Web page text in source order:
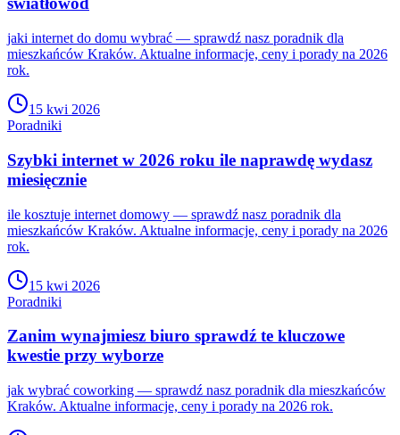
jaki internet do domu wybrać — sprawdź nasz poradnik dla
mieszkańców Kraków. Aktualne informacje, ceny i porady na 2026
rok.
15 kwi 2026
Poradniki
Szybki internet w 2026 roku ile naprawdę wydasz
miesięcznie
ile kosztuje internet domowy — sprawdź nasz poradnik dla
mieszkańców Kraków. Aktualne informacje, ceny i porady na 2026
rok.
15 kwi 2026
Poradniki
Zanim wynajmiesz biuro sprawdź te kluczowe
kwestie przy wyborze
jak wybrać coworking — sprawdź nasz poradnik dla mieszkańców
Kraków. Aktualne informacje, ceny i porady na 2026 rok.